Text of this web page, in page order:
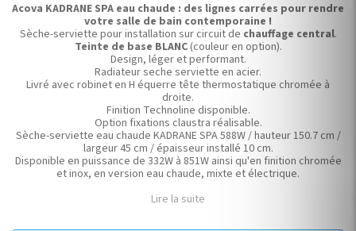
Acova KADRANE SPA eau chaude : des lignes carrées pour rendre
votre salle de bain contemporaine !
Sèche-serviette pour installation sur circuit de chauffage central.
Teinte de base BLANC(couleur en option).
Design, léger et performant.
Radiateur seche serviette en acier.
Livré avec robinet en H équerre tête thermostatique chromée à
droite.
Finition Technoline disponible.
Option fixations claustra réalisable.
Sèche-serviette eau chaude KADRANE SPA 588W / hauteur 150.7 cm /
largeur 45 cm / épaisseur installé 10 cm.
Disponible en puissance de 332W à 851W ainsi qu'en finition chromée
et inox, en version eau chaude, mixte et électrique.
Lire la suite